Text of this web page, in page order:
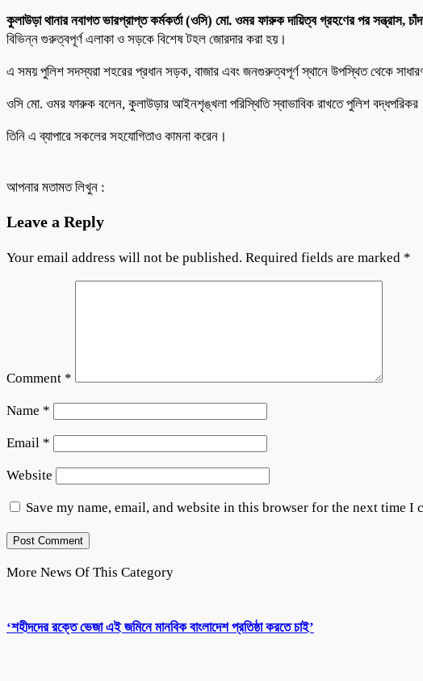
কুলাউড়া থানার নবাগত ভারপ্রাপ্ত কর্মকর্তা (ওসি) মো. ওমর ফারুক দায়িত্ব গ্রহণের পর সন্ত্রাস,
বিভিন্ন গুরুত্বপূর্ণ এলাকা ও সড়কে বিশেষ টহল জোরদার করা হয়।
এ সময় পুলিশ সদস্যরা শহরের প্রধান সড়ক, বাজার এবং জনগুরুত্বপূর্ণ স্থানে উপস্থিত থেকে সাধারণ
ওসি মো. ওমর ফারুক বলেন, কুলাউড়ার আইনশৃঙ্খলা পরিস্থিতি স্বাভাবিক রাখতে পুলিশ
তিনি এ ব্যাপারে সকলের সহযোগিতাও কামনা করেন।
আপনার মতামত লিখুন :
Leave a Reply
Your email address will not be published. Required fields are marked *
Comment *
Name *
Email *
Website
Save my name, email, and website in this browser for the next time I
More News Of This Category
‘শহীদদের রক্তে ভেজা এই জমিনে মানবিক বাংলাদেশ প্রতিষ্ঠা করতে চাই’